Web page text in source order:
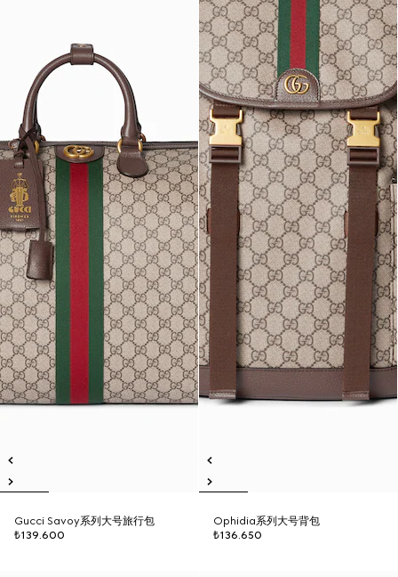
Gucci Savoy系列大号旅行包
₺139.600
Ophidia系列大号背包
₺136.650